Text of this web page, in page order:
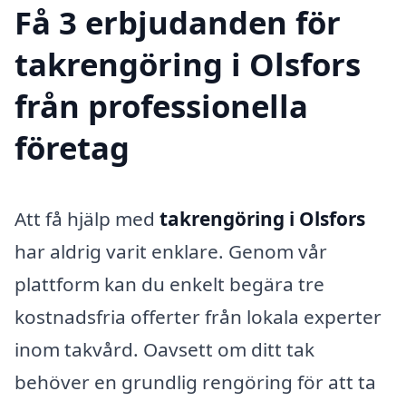
Få 3 erbjudanden för
takrengöring i Olsfors
från professionella
företag
Att få hjälp med takrengöring i Olsfors
har aldrig varit enklare. Genom vår
plattform kan du enkelt begära tre
kostnadsfria offerter från lokala experter
inom takvård. Oavsett om ditt tak
behöver en grundlig rengöring för att ta